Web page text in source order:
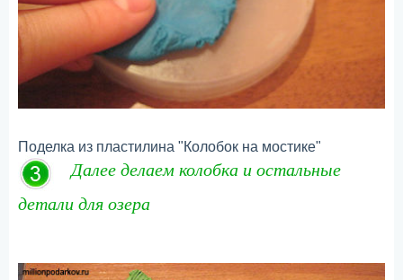
Поделка из пластилина "Колобок на мостике"
Далее делаем колобка и остальные
детали для озера